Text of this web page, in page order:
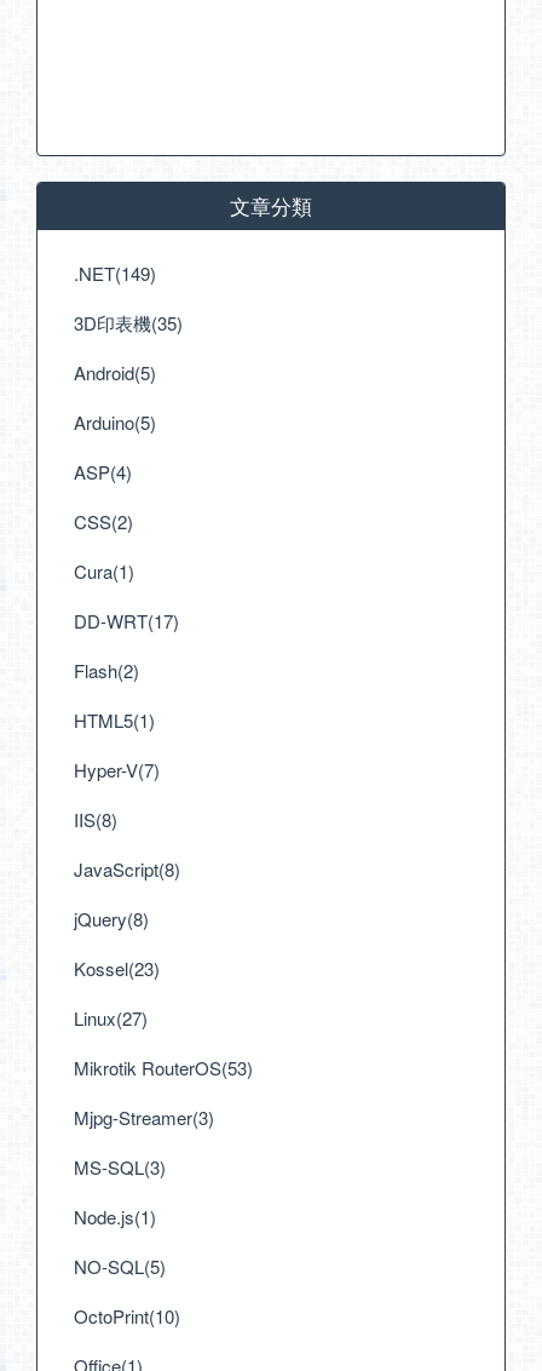
文章分類
.NET(149)
3D印表機(35)
Android(5)
Arduino(5)
ASP(4)
CSS(2)
Cura(1)
DD-WRT(17)
Flash(2)
HTML5(1)
Hyper-V(7)
IIS(8)
JavaScript(8)
jQuery(8)
Kossel(23)
Linux(27)
Mikrotik RouterOS(53)
Mjpg-Streamer(3)
MS-SQL(3)
Node.js(1)
NO-SQL(5)
OctoPrint(10)
Office(1)